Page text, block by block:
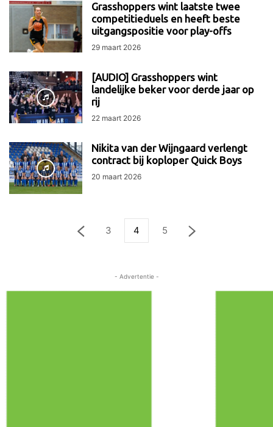
Grasshoppers wint laatste twee
competitieduels en heeft beste
uitgangspositie voor play-offs
29 maart 2026
[AUDIO] Grasshoppers wint
landelijke beker voor derde jaar op
rij
22 maart 2026
Nikita van der Wijngaard verlengt
contract bij koploper Quick Boys
20 maart 2026
3 4 5
- Advertentie -